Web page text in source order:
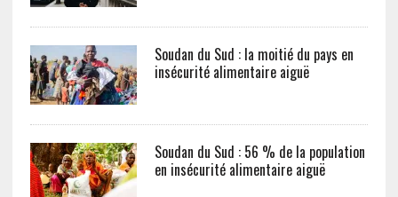
Soudan du Sud : la moitié du pays en
insécurité alimentaire aiguë
Soudan du Sud : 56 % de la population
en insécurité alimentaire aiguë